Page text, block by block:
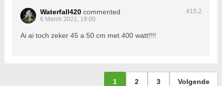
#15.2
Waterfall420 commented
6 March 2021, 19:00
Ai ai toch zeker 45 a 50 cm met 400 watt!!!!
1 2 3 Volgende